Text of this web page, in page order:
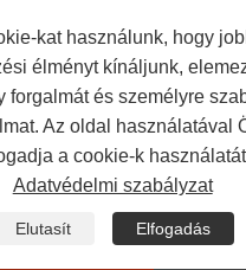
© 2023
Co., Ltd. Minden
Links
Sitemap RSS
Adatvédelmi
kat használunk, hogy
élményt kínáljunk,
forgalmát és személyre
Az oldal használatával
a cookie-k
Adatvédelmi szabályzat
Elutasít Elfogadás